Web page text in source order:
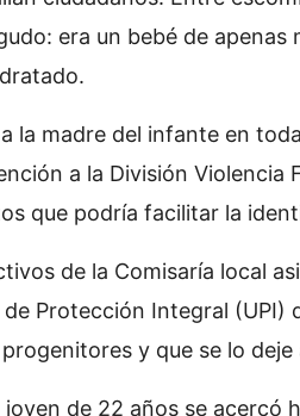
era un bebé de apenas
la madre del infante en
a la División Violencia
que podría facilitar la
de la Comisaría local
Protección Integral (UPI)
y que se lo
joven de 22 años se acercó